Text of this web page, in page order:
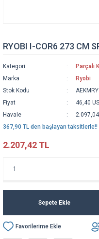
RYOBI I-COR6 273 CM
Kategori
Parçalı
Marka
Ryobi
Stok Kodu
Fiyat
46,40
Havale
367,90 TL den başlayan taksitlerle!!
2.207,42 TL
Sepete Ekle